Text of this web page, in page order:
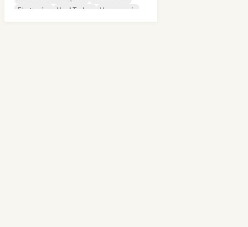
Electronica
Hard Techno
House music